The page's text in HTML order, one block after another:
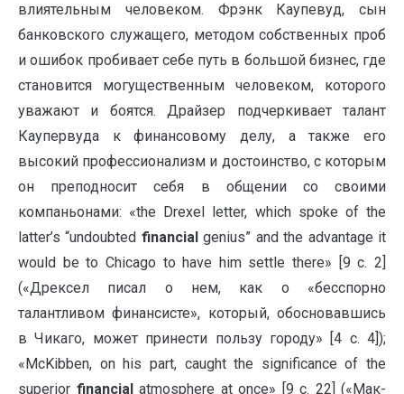
влиятельным человеком. Фрэнк Каупевуд, сын
банковского служащего, методом собственных проб
и ошибок пробивает себе путь в большой бизнес, где
становится могущественным человеком, которого
уважают и боятся. Драйзер подчеркивает талант
Каупервуда к финансовому делу, а также его
высокий профессионализм и достоинство, с которым
он преподносит себя в общении со своими
компаньонами: «the Drexel letter, which spoke of the
latter’s “undoubted financialgenius” and the advantage it
would be to Chicago to have him settle there» [9 c. 2]
(«Дрексел писал о нем, как о «бесспорно
талантливом финансисте», который, обосновавшись
в Чикаго, может принести пользу городу» [4 c. 4]);
«McKibben, on his part, caught the significance of the
superior financialatmosphere at once» [9 c. 22] («Мак-